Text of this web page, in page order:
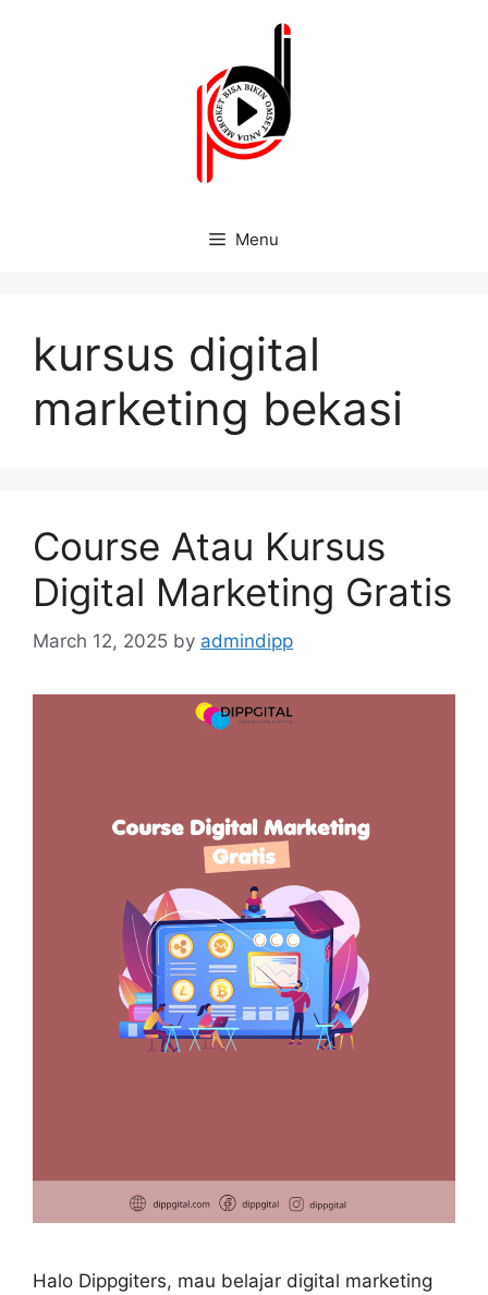
Menu
kursus digital
marketing bekasi
Course Atau Kursus
Digital Marketing Gratis
March 12, 2025 by admindipp
Halo Dippgiters, mau belajar digital marketing